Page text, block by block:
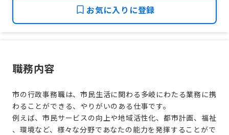
お気に入りに登録
職務内容
市の行政事務職は、市民生活に関わる多岐にわたる業務に携
わることができる、やりがいのある仕事です。
例えば、市民サービスの向上や地域活性化、都市計画、福祉
、環境など、様々な分野であなたの能力を発揮することがで